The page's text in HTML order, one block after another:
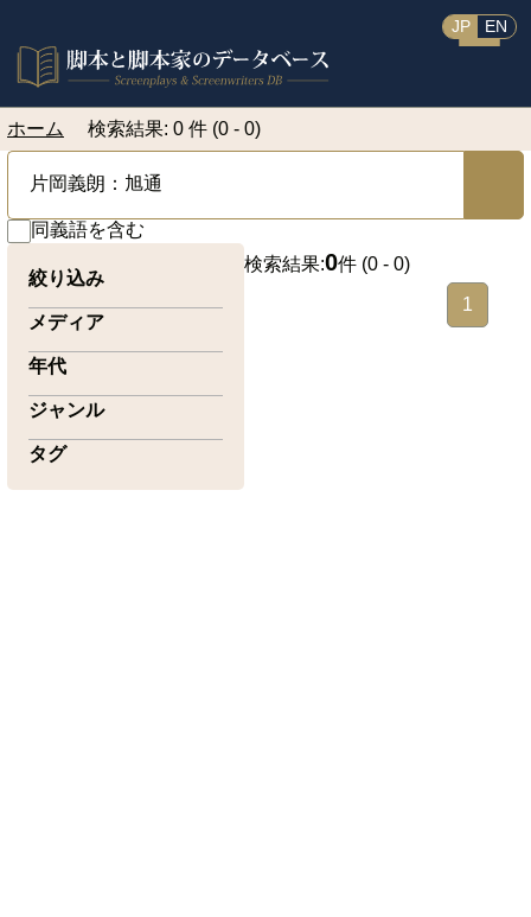
JP EN
ホーム 検索結果: 0 件 (0 - 0)
同義語を含む
絞り込み
メディア
年代
ジャンル
タグ
検索結果:0件 (0 - 0)
1